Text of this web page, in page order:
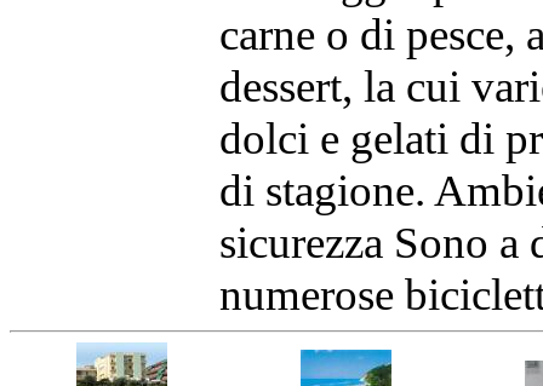
carne o di pesce,
dessert, la cui
dolci e gelati di
di stagione.
sicurezza Sono
numerose